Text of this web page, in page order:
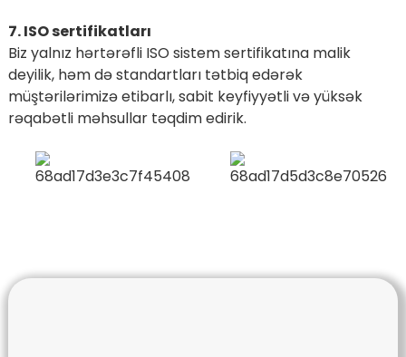
7. ISO sertifikatları
Biz yalnız hərtərəfli ISO sistem sertifikatına malik
deyilik, həm də standartları tətbiq edərək
müştərilərimizə etibarlı, sabit keyfiyyətli və yüksək
rəqabətli məhsullar təqdim edirik.